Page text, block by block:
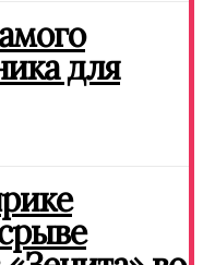
для